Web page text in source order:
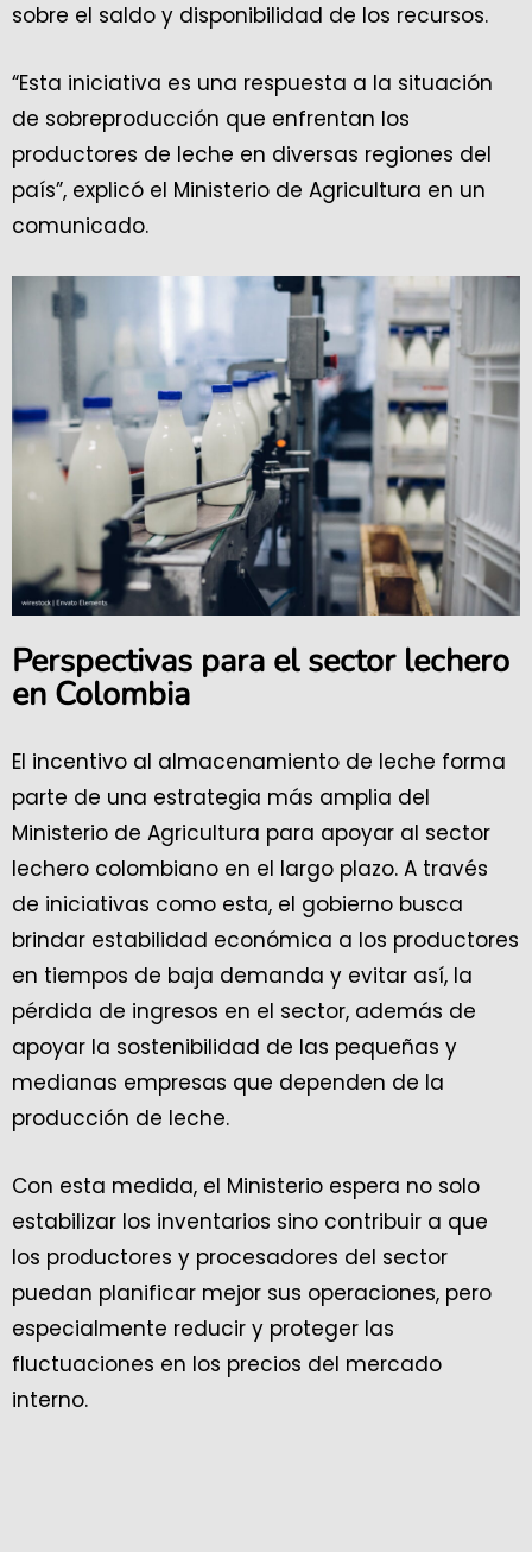
sobre el saldo y disponibilidad de los recursos.
“Esta iniciativa es una respuesta a la situación
de sobreproducción que enfrentan los
productores de leche en diversas regiones del
país”, explicó el Ministerio de Agricultura en un
comunicado.
Perspectivas para el sector lechero
en Colombia
El incentivo al almacenamiento de leche forma
parte de una estrategia más amplia del
Ministerio de Agricultura para apoyar al sector
lechero colombiano en el largo plazo. A través
de iniciativas como esta, el gobierno busca
brindar estabilidad económica a los productores
en tiempos de baja demanda y evitar así, la
pérdida de ingresos en el sector, además de
apoyar la sostenibilidad de las pequeñas y
medianas empresas que dependen de la
producción de leche.
Con esta medida, el Ministerio espera no solo
estabilizar los inventarios sino contribuir a que
los productores y procesadores del sector
puedan planificar mejor sus operaciones, pero
especialmente reducir y proteger las
fluctuaciones en los precios del mercado
interno.